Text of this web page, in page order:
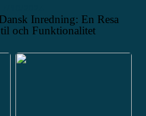
Inredning: En Resa
och Funktionalitet